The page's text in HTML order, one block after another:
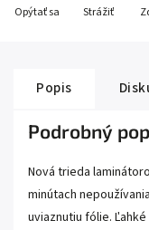
Opýtať sa Strážiť
Popis
Podrobný
Nová trieda
minútach
uviaznutiu fólie.